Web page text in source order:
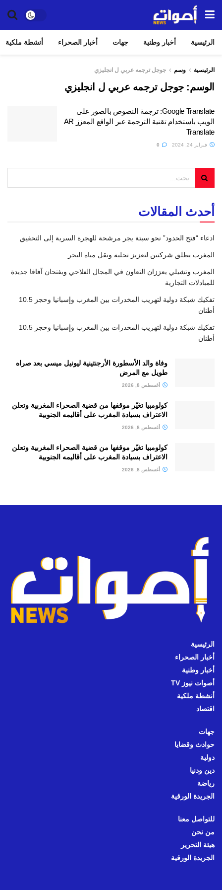
الرئيسية أخبار وطنية جهات أخبار الصحراء أنشطة ملكية
الرئيسية وسم جوجل ترجمه عربي ل انجليزي
الوسم:جوجل ترجمه عربي ل انجليزي
Google Translate: ترجمة النصوص بالصور على
الويب باستخدام تقنية الترجمة عبر الواقع المعزز AR
Translate
فبراير 24, 2024
أحدث المقالات
ادعاء “فتح الحدود” نحو سبتة يجر مرشحة للهجرة السرية إلى التحقيق
المغرب يطلق شركتين لتعزيز تحلية ونقل مياه البحر
المغرب وتشيلي يعززان التعاون في المجال الفلاحي ويفتحان آفاقا جديدة
للمبادلات التجارية
تفكيك شبكة دولية لتهريب المخدرات بين المغرب وإسبانيا وحجز 10.5
أطنان
تفكيك شبكة دولية لتهريب المخدرات بين المغرب وإسبانيا وحجز 10.5
أطنان
وفاة والد الأسطورة الأرجنتينية ليونيل ميسي بعد صراه
طويل مع المرض
أغسطس 8, 2026
كولومبيا تغيّر موقفها من قضية الصحراء المغربية وتعلن
الاعتراف بسيادة المغرب على أقاليمه الجنوبية
أغسطس 8, 2026
كولومبيا تغيّر موقفها من قضية الصحراء المغربية وتعلن
الاعتراف بسيادة المغرب على أقاليمه الجنوبية
أغسطس 8, 2026
الرئيسية
أخبار الصحراء
أخبار وطنية
أصوات نيوز TV
أنشطة ملكية
اقتصاد
جهات
حوادث وقضايا
دولية
دين ودنيا
رياضة
الجريدة الورقية
للتواصل معنا
من نحن
هيئة التحرير
الجريدة الورقية